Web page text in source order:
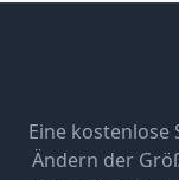
Eine kostenlose
Ändern der